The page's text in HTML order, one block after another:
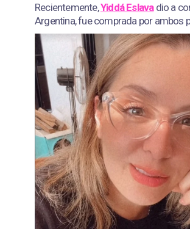
Recientemente,Yiddá Eslavadio a
Argentina, fue comprada por ambos